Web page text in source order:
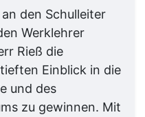
den Schulleiter
Werklehrer
Rieß die
Einblick in die
und des
zu gewinnen. Mit